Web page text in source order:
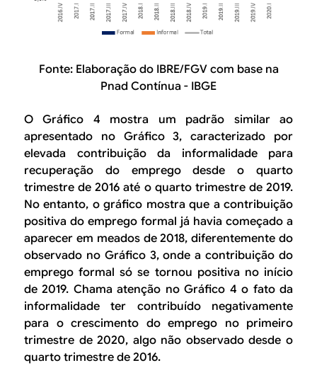
Fonte: Elaboração do IBRE/FGV com base na
Pnad Contínua - IBGE
O Gráfico 4 mostra um padrão similar ao
apresentado no Gráfico 3, caracterizado por
elevada contribuição da informalidade para
recuperação do emprego desde o quarto
trimestre de 2016 até o quarto trimestre de 2019.
No entanto, o gráfico mostra que a contribuição
positiva do emprego formal já havia começado a
aparecer em meados de 2018, diferentemente do
observado no Gráfico 3, onde a contribuição do
emprego formal só se tornou positiva no início
de 2019. Chama atenção no Gráfico 4 o fato da
informalidade ter contribuído negativamente
para o crescimento do emprego no primeiro
trimestre de 2020, algo não observado desde o
quarto trimestre de 2016.